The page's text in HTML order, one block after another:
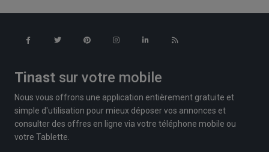
Tinast sur votre mobile
Nous vous offrons une application entièrement gratuite et
simple d'utilisation pour mieux déposer vos annonces et
consulter des offres en ligne via votre téléphone mobile ou
votre Tablette.